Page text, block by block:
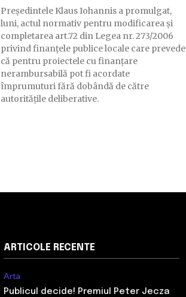
Preşedintele Klaus Iohannis a promulgat,
luni, actul normativ pentru modificarea şi
completarea art.72 din Legea nr. 273/2006
privind finanţele publice locale care prevede
că pentru proiectele cu finanţare
nerambursabilă pot fi acordate
împrumuturi fără dobândă de către
autorităţile deliberative.
ARTICOLE RECENTE
Arta
Publicul decide! Premiul Peter Jecza